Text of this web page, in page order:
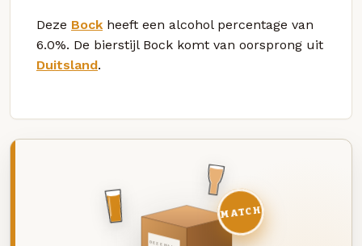
Deze Bock heeft een alcohol percentage van
6.0%. De bierstijl Bock komt van oorsprong uit
Duitsland.
MATCH